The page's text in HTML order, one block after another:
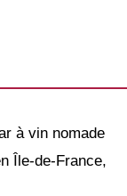
à vin nomade
Île-de-France,